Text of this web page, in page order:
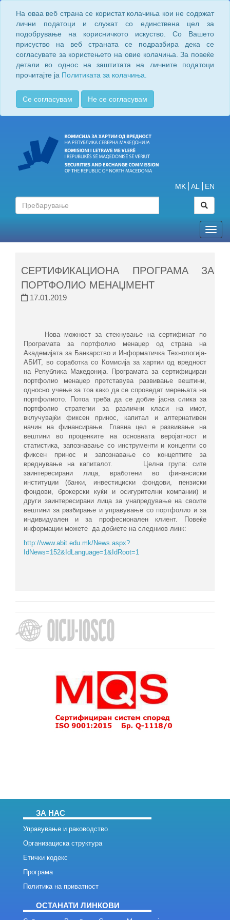
На оваа веб страна се користат колачиња кои не содржат
лични податоци и служат со единствена цел за
подобрување на корисничкото искуство. Со Вашето
присуство на веб страната се подразбира дека се
согласувате за користењето на овие колачиња. За повеќе
детали во однос на заштитата на личните податоци
прочитајте ја Политиката за колачиња.
Се согласувам Не се согласувам
MK AL EN
СЕРТИФИКАЦИОНА ПРОГРАМА ЗА
ПОРТФОЛИО МЕНАЏМЕНТ
17.01.2019
Нова можност за стекнување на сертификат по
Програмата за портфолио менаџер од страна на
Академијата за Банкарство и Информатичка Технологија-
АБИТ, во соработка со Комисија за хартии од вредност
на Република Македонија. Програмата за сертифициран
портфолио менаџер претставува развивање вештини,
односно учење за тоа како да се спроведат мерењата на
портфолиото. Потоа треба да се добие јасна слика за
портфолио стратегии за различни класи на имот,
вклучувајќи фиксен принос, капитал и алтернативен
начин на финансирање. Главна цел е развивање на
вештини во проценките на основната веројатност и
статистика, запознавање со инструменти и концепти со
фиксен принос и запознавање со концептите за
вреднување на капиталот. Целна група: сите
заинтересирани лица, вработени во финансиски
институции (банки, инвестициски фондови, пензиски
фондови, брокерски куќи и осигурителни компании) и
други заинтересирани лица за унапредување на своите
вештини за разбирање и управување со портфолио и за
индивидуален и за професионален клиент. Повеќе
информации можете да добиете на следниов линк:
http://www.abit.edu.mk/News.aspx?
IdNews=152&IdLanguage=1&IdRoot=1
ЗА НАС
Управување и раководство
Организациска структура
Етички кодекс
Програма
Политика на приватност
ОСТАНАТИ ЛИНКОВИ